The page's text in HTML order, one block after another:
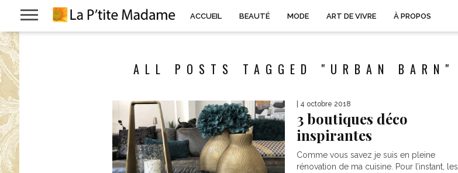
ACCUEIL BEAUTÉ MODE ART DE VIVRE À PROPOS
ALL POSTS TAGGED "URBAN BARN"
| 4 octobre 2018
3 boutiques déco
inspirantes
Comme vous savez je suis en pleine
rénovation de ma cuisine. Pour l’instant, les